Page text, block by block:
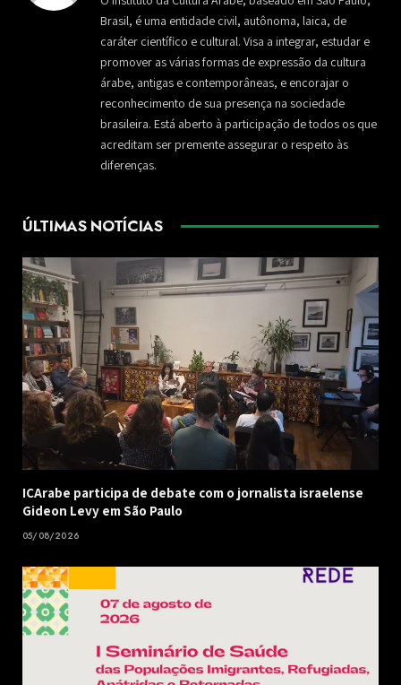
Brasil, é uma entidade civil, autônoma, laica, de
caráter científico e cultural. Visa a integrar, estudar e
promover as várias formas de expressão da cultura
árabe, antigas e contemporâneas, e encorajar o
reconhecimento de sua presença na sociedade
brasileira. Está aberto à participação de todos os que
acreditam ser premente assegurar o respeito às
diferenças.
ÚLTIMAS NOTÍCIAS
ICArabe participa de debate com o jornalista israelense
Gideon Levy em São Paulo
05/08/2026